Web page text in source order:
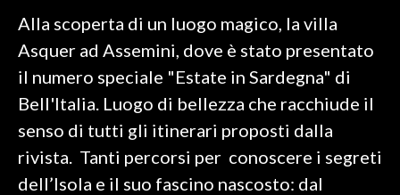
CALCIO REGIONALE
BASKET
VOLLEY
MOTORI
TENNIS
ALTRI SPORT
Alla scoperta di un luogo magico, la villa
Asquer ad Assemini, dove è stato presentato
il numero speciale "Estate in Sardegna" di
Bell'Italia. Luogo di bellezza che racchiude il
senso di tutti gli itinerari proposti dalla
rivista. Tanti percorsi per conoscere i segreti
dell’Isola e il suo fascino nascosto: dal